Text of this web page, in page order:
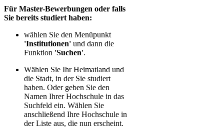
Für Master-Bewerbungen oder falls
Sie bereits studiert haben:
wählen Sie den Menüpunkt
'Institutionen' und dann die
Funktion 'Suchen'.
Wählen Sie Ihr Heimatland und
die Stadt, in der Sie studiert
haben. Oder geben Sie den
Namen Ihrer Hochschule in das
Suchfeld ein. Wählen Sie
anschließend Ihre Hochschule in
der Liste aus, die nun erscheint.